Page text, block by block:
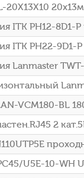
ITK PH12-8D1-
ITK PH22-9D1-
Lanmaster
VCM180-BL
2
U5E-10-WH